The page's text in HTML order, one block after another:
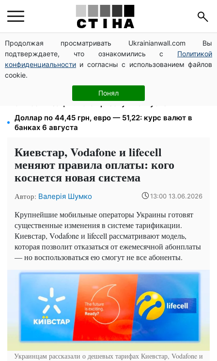
Продолжая просматривать Ukrainianwall.com Вы
подтверждаете, что ознакомились с Политикой
конфиденциальности и согласны с использованием файлов
cookie.
Понял
Мост Метро частично перекроют 7-10 августа:
водителям Киева советуют планировать объезд
1500 списанных, 500 уехали сразу: обыски в
Мукачевском ТЦК и ВВК
Студенты-заочники и вечерники теряют отсрочку
от мобилизации: кого призовут в августе
Доллар по 44,45 грн, евро — 51,22: курс валют в
банках 6 августа
Киевстар, Vodafone и lifecell
меняют правила оплаты: кого
коснется новая система
Автор: Валерія Шумко 13:00 13.06.2026
Крупнейшие мобильные операторы Украины готовят
существенные изменения в системе тарификации.
Киевстар, Vodafone и lifecell рассматривают модель,
которая позволит отказаться от ежемесячной абонплаты
— но воспользоваться ею смогут не все абоненты.
Украинцам рассказали о дешевых тарифах Киевстар, Vodafone и